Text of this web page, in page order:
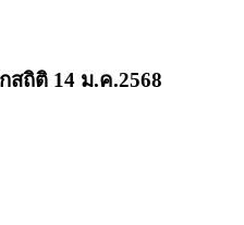
สถิติ 14 ม.ค.2568